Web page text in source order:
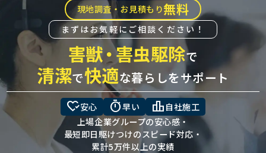
現地調査・お見積もり無料
まずはお気軽にご相談ください！
害獣・害虫駆除で
清潔で快適な暮らしをサポート
heart_check安心 timer早い leaderboard 自社施工
上場企業グループの安心感・
最短即日駆けつけのスピード対応・
累計5万件以上の実績